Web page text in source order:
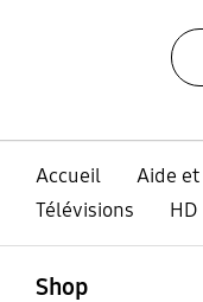
Accueil
Aide
Télévisions
HD
Shop